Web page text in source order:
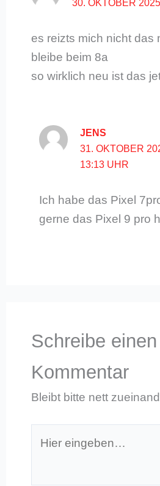
30. OKTOBER
es reizts mich nicht das
bleibe beim 8a
so wirklich neu ist das
JENS
31. OKTOBER
13:13 UHR
Ich habe das Pixel
gerne das Pixel 9 pro
Schreibe einen
Kommentar
Bleibt bitte nett
eingeben…